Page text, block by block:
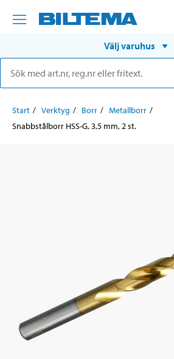
Välj varuhus
Start Verktyg Borr
Metallborr
Snabbstålborr HSS-G, 3,5 mm, 2 st.